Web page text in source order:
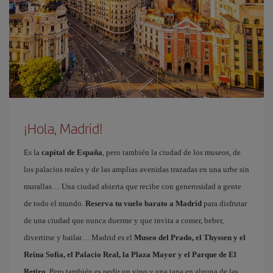
¡Hola, Madrid!
Es la capital de España, pero también la ciudad de los museos, de
los palacios reales y de las amplias avenidas trazadas en una urbe sin
murallas… Una ciudad abierta que recibe con generosidad a gente
de todo el mundo. Reserva tu vuelo barato a Madrid para disfrutar
de una ciudad que nunca duerme y que invita a comer, beber,
divertirse y bailar… Madrid es el Museo del Prado, el Thyssen y el
Reina Sofía, el Palacio Real, la Plaza Mayor y el Parque de El